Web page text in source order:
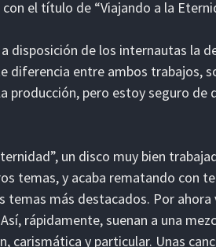
el título de “Viajando a la
disposición de los internautas la
diferencia entre ambos trabajos,
producción, pero estoy seguro de
un disco muy bien
temas, y acaba rematando con
temas más destacados. Por ahora
rápidamente, suenan a una
carismática y particular. Unas